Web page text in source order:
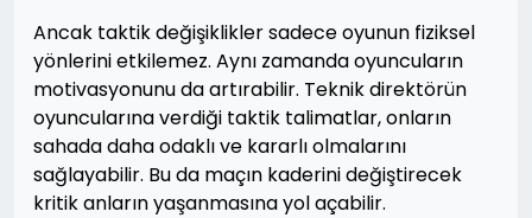
Ancak taktik değişiklikler sadece oyunun fiziksel
yönlerini etkilemez. Aynı zamanda oyuncuların
motivasyonunu da artırabilir. Teknik direktörün
oyuncularına verdiği taktik talimatlar, onların
sahada daha odaklı ve kararlı olmalarını
sağlayabilir. Bu da maçın kaderini değiştirecek
kritik anların yaşanmasına yol açabilir.